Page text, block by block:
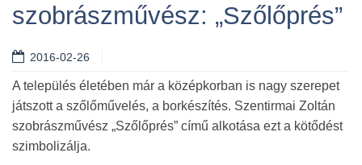
szobrászművész: „Szőlőprés”
2016-02-26
A település életében már a középkorban is nagy szerepet
játszott a szőlőművelés, a borkészítés. Szentirmai Zoltán
szobrászművész „Szőlőprés” című alkotása ezt a kötődést
szimbolizálja.